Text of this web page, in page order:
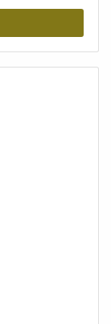
STIEBEL
:
Raccord sans
raccordement)
uniquement,
230 V.
25 degrés :
de
Débit d'eau
:
T 3/8